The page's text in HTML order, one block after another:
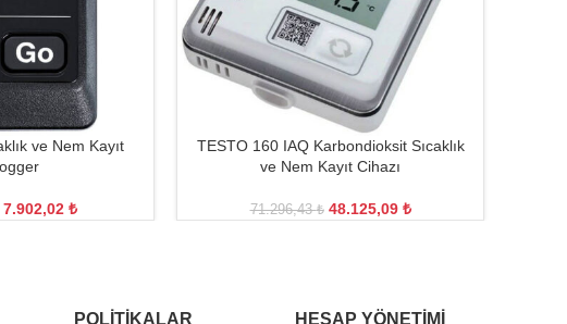
ve Nem Kayıt
7.902,02 ₺
TESTO 160 IAQ Karbondioksit Sıcaklık
ve Nem Kayıt Cihazı
71.296,43₺ 48.125,09 ₺
POLITIKALAR HESAP YÖNETIMI